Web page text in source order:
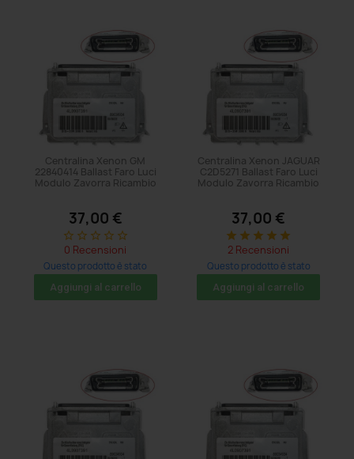
Centralina Xenon GM
22840414 Ballast Faro Luci
Modulo Zavorra Ricambio
37,00 €
star_border star_border star_border star_border star_border
0 Recensioni
Questo prodotto è stato
acquistato: 8 volte
Aggiungi al carrello
Centralina Xenon JAGUAR
C2D5271 Ballast Faro Luci
Modulo Zavorra Ricambio
37,00 €
star star star star star
2 Recensioni
Questo prodotto è stato
acquistato: 8 volte
Aggiungi al carrello